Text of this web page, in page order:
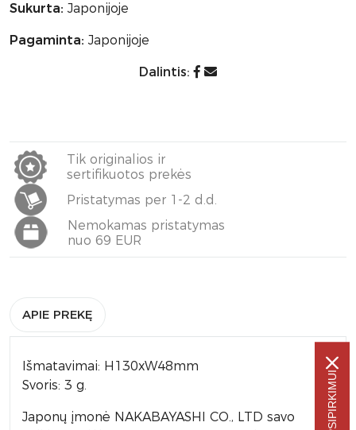
Sukurta: Japonijoje
Pagaminta: Japonijoje
Dalintis:
Tik originalios ir
sertifikuotos prekės
Pristatymas per 1-2 d.d.
Nemokamas pristatymas
nuo 69 EUR
APIE PREKĘ
Išmatavimai: H130xW48mm
Svoris: 3 g.
Japonų įmonė NAKABAYASHI CO., LTD savo